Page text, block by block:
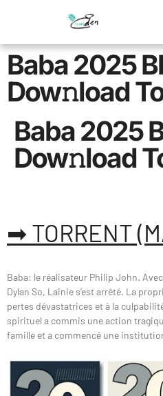
Baba 2025
Dow𝚗load
Baba 2025
Dow𝚗load
➡ TORRENT
Baba: le réalisateur Philip John.
Dylan So, Lainie s’est arrêté. La
pertes dévastatrices et à la
spirituel a commis une action
famille et a commencé une